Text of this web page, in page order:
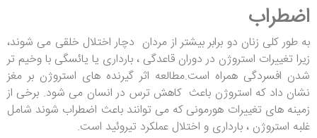
اضطراب
به طور کلی زنان دو برابر بیشتر از مردان دچار اختلال خلقی می شوند،
زیرا تغییرات استروژن در دوران قاعدگی ، بارداری یا یائسگی با وخیم تر
شدن افسردگی همراه است.مطالعه اثر گیرنده های استروژن بر مغز
نشان داد که استروژن باعث کاهش ترس در انسان می شود. برخی از
زمینه های تغییرات هورمونی که می توانند باعث اضطراب شوند شامل
غلبه استروژن ، بارداری و اختلال عملکرد تیروئید است.